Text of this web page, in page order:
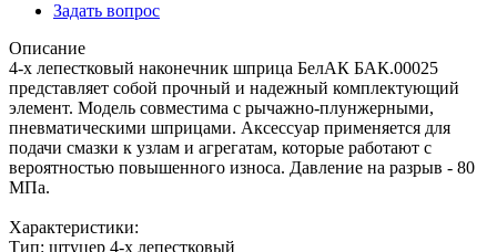
Задать вопрос
Описание
4-х лепестковый наконечник шприца БелАК БАК.00025
представляет собой прочный и надежный комплектующий
элемент. Модель совместима с рычажно-плунжерными,
пневматическими шприцами. Аксессуар применяется для
подачи смазки к узлам и агрегатам, которые работают с
вероятностью повышенного износа. Давление на разрыв - 80
МПа.
Характеристики:
Тип: штуцер 4-х лепестковый